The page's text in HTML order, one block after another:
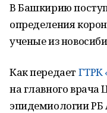
В Башкирию
определения
ученые из
Как передает ГТРК
на главного врача
эпидемиологии РБ